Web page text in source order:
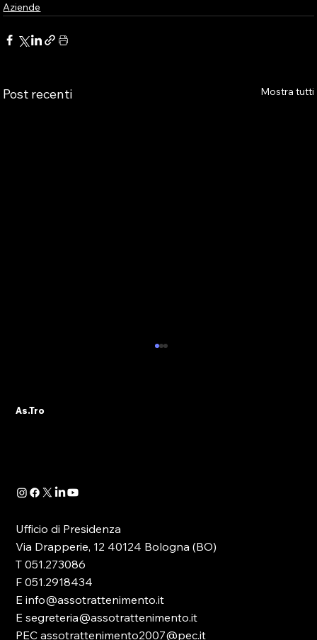
Aziende
Post recenti Mostra tutti
Determinazione Direttoriale di ADM, con la
As.Tro
Ufficio di Presidenza
Via Drapperie, 12 40124 Bologna (BO)
T 051.273086
F 051.2918434
E info@assotrattenimento.it
E segreteria@assotrattenimento.it
PEC assotrattenimento2007@pec.it